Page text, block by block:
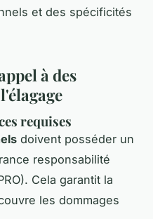
et des spécificités
à des
requises
doivent posséder un
responsabilité
Cela garantit la
les dommages